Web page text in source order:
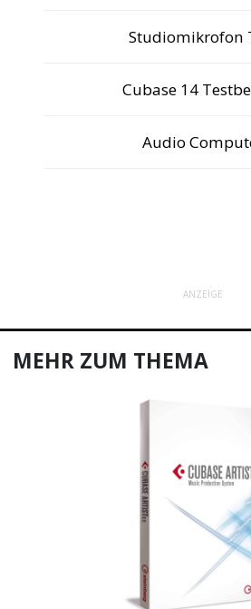
Studiomikrofon
Cubase 14
Audio
ANZEIGE
MEHR ZUM THEMA